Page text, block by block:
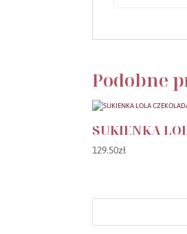
Podobne
SUKIENKA
129.50zł